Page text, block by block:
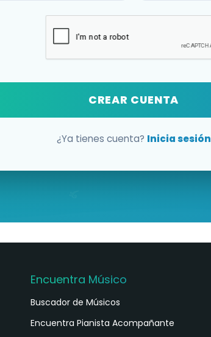
CREAR CUENTA
¿Ya tienes cuenta? Inicia sesión
Encuentra Músico
Buscador de Músicos
Encuentra Pianista Acompañante